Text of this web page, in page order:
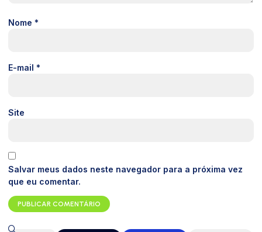
Nome *
E-mail *
Site
Salvar meus dados neste navegador para a próxima vez
que eu comentar.